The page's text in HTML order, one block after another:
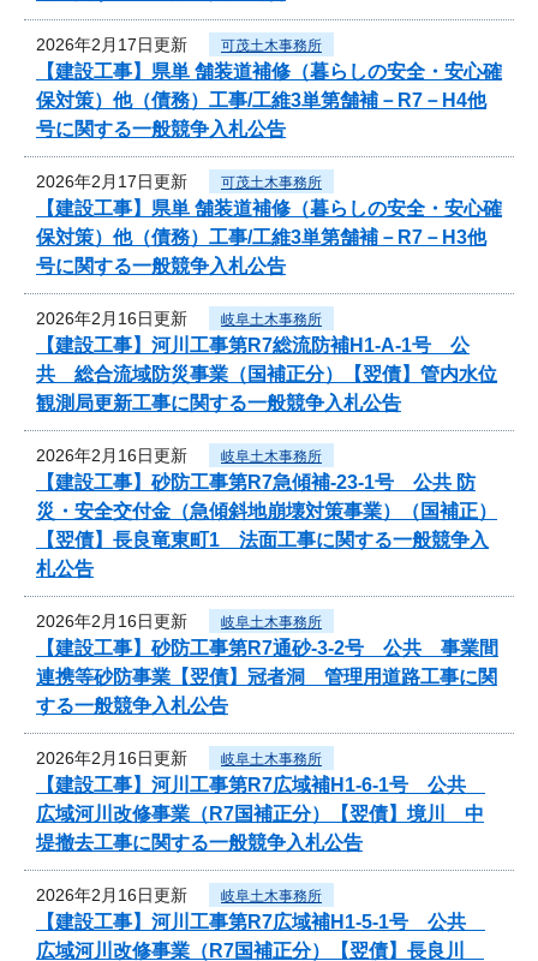
2026年2月17日更新 可茂土木事務所
【建設工事】県単 舗装道補修（暮らしの安全・安心確
保対策）他（債務）工事/工維3単第舗補－R7－H4他
号に関する一般競争入札公告
2026年2月17日更新 可茂土木事務所
【建設工事】県単 舗装道補修（暮らしの安全・安心確
保対策）他（債務）工事/工維3単第舗補－R7－H3他
号に関する一般競争入札公告
2026年2月16日更新 岐阜土木事務所
【建設工事】河川工事第R7総流防補H1-A-1号 公
共 総合流域防災事業（国補正分）【翌債】管内水位
観測局更新工事に関する一般競争入札公告
2026年2月16日更新 岐阜土木事務所
【建設工事】砂防工事第R7急傾補-23-1号 公共 防
災・安全交付金（急傾斜地崩壊対策事業）（国補正）
【翌債】長良竜東町1 法面工事に関する一般競争入
札公告
2026年2月16日更新 岐阜土木事務所
【建設工事】砂防工事第R7通砂-3-2号 公共 事業間
連携等砂防事業【翌債】冠者洞 管理用道路工事に関
する一般競争入札公告
2026年2月16日更新 岐阜土木事務所
【建設工事】河川工事第R7広域補H1-6-1号 公共
広域河川改修事業（R7国補正分）【翌債】境川 中
堤撤去工事に関する一般競争入札公告
2026年2月16日更新 岐阜土木事務所
【建設工事】河川工事第R7広域補H1-5-1号 公共
広域河川改修事業（R7国補正分）【翌債】長良川